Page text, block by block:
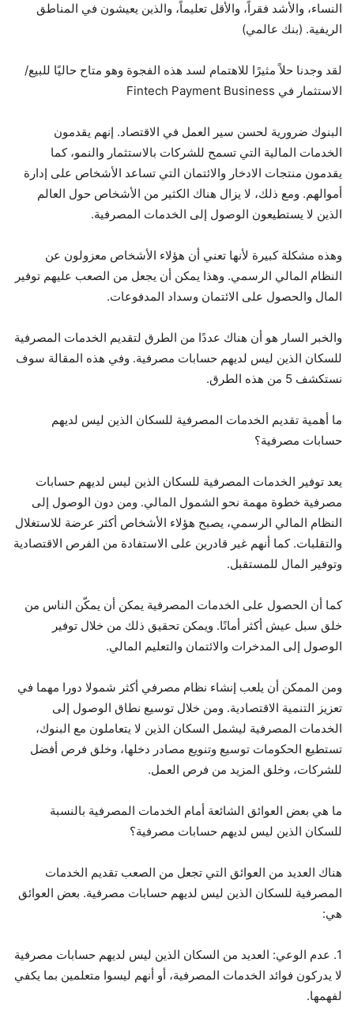
النساء، والأشد فقراً، والأقل تعليماً، والذين يعيشون في المناطق
الريفية. (بنك عالمي)
لقد وجدنا حلاً مثيرًا للاهتمام لسد هذه الفجوة وهو متاح حاليًا للبيع/
الاستثمار في Fintech Payment Business
البنوك ضرورية لحسن سير العمل في الاقتصاد. إنهم يقدمون
الخدمات المالية التي تسمح للشركات بالاستثمار والنمو، كما
يقدمون منتجات الادخار والائتمان التي تساعد الأشخاص على إدارة
أموالهم. ومع ذلك، لا يزال هناك الكثير من الأشخاص حول العالم
الذين لا يستطيعون الوصول إلى الخدمات المصرفية.
وهذه مشكلة كبيرة لأنها تعني أن هؤلاء الأشخاص معزولون عن
النظام المالي الرسمي. وهذا يمكن أن يجعل من الصعب عليهم توفير
المال والحصول على الائتمان وسداد المدفوعات.
والخبر السار هو أن هناك عددًا من الطرق لتقديم الخدمات المصرفية
للسكان الذين ليس لديهم حسابات مصرفية. وفي هذه المقالة سوف
نستكشف 5 من هذه الطرق.
ما أهمية تقديم الخدمات المصرفية للسكان الذين ليس لديهم
حسابات مصرفية؟
يعد توفير الخدمات المصرفية للسكان الذين ليس لديهم حسابات
مصرفية خطوة مهمة نحو الشمول المالي. ومن دون الوصول إلى
النظام المالي الرسمي، يصبح هؤلاء الأشخاص أكثر عرضة للاستغلال
والتقلبات. كما أنهم غير قادرين على الاستفادة من الفرص الاقتصادية
وتوفير المال للمستقبل.
كما أن الحصول على الخدمات المصرفية يمكن أن يمكّن الناس من
خلق سبل عيش أكثر أمانًا. ويمكن تحقيق ذلك من خلال توفير
الوصول إلى المدخرات والائتمان والتعليم المالي.
ومن الممكن أن يلعب إنشاء نظام مصرفي أكثر شمولا دورا مهما في
تعزيز التنمية الاقتصادية. ومن خلال توسيع نطاق الوصول إلى
الخدمات المصرفية ليشمل السكان الذين لا يتعاملون مع البنوك،
تستطيع الحكومات توسيع وتنويع مصادر دخلها، وخلق فرص أفضل
للشركات، وخلق المزيد من فرص العمل.
ما هي بعض العوائق الشائعة أمام الخدمات المصرفية بالنسبة
للسكان الذين ليس لديهم حسابات مصرفية؟
هناك العديد من العوائق التي تجعل من الصعب تقديم الخدمات
المصرفية للسكان الذين ليس لديهم حسابات مصرفية. بعض العوائق
هي:
1. عدم الوعي: العديد من السكان الذين ليس لديهم حسابات مصرفية
لا يدركون فوائد الخدمات المصرفية، أو أنهم ليسوا متعلمين بما يكفي
لفهمها.